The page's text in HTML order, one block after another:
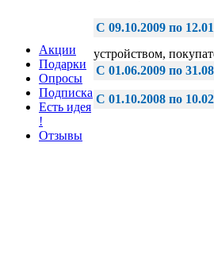
Акции
Подарки
Опросы
Подписка
Есть идея
!
Отзывы
C 09.10.2009 по
устройством,
C 01.06.2009 по
C 01.10.2008 по